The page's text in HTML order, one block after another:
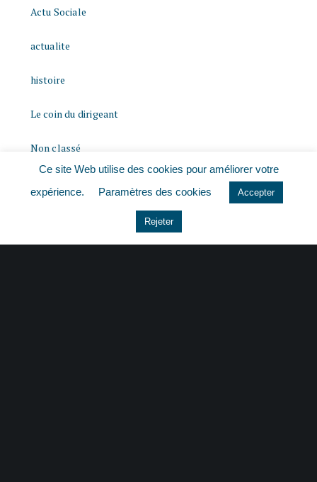
Actu Sociale
actualite
histoire
Le coin du dirigeant
Non classé
Ce site Web utilise des cookies pour améliorer votre
expérience.
Paramètres des cookies Accepter
Rejeter